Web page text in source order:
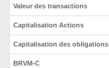
Valeur des transactions
Capitalisation Actions
Capitalisation des obligations
BRVM-C